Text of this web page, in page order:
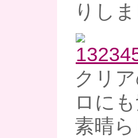
りしま
クリ
ロに
素晴